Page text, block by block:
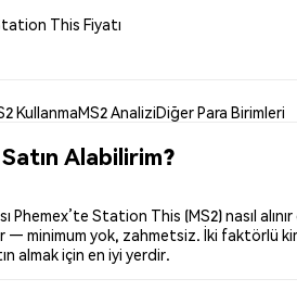
This Fiyatı
KullanmaMS2 AnaliziDiğer Para Birimleri
Alabilirim?
Station This (MS2) nasıl
— minimum yok, zahmetsiz. İki faktörlü
almak için en iyi yerdir.